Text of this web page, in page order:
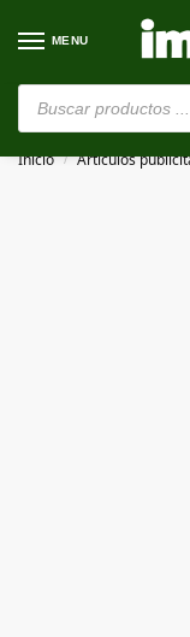
MENU
⚠️ Estamos
Inicio / Artículos